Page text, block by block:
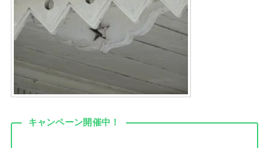
キャンペーン開催中！